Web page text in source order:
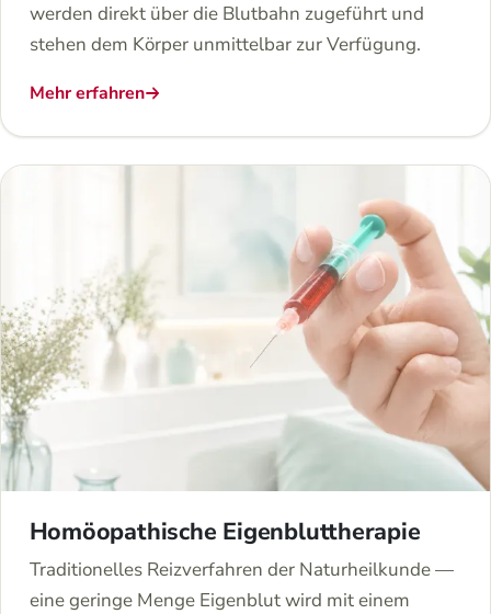
werden direkt über die Blutbahn zugeführt und
stehen dem Körper unmittelbar zur Verfügung.
Mehr erfahren
Homöopathische Eigenbluttherapie
Traditionelles Reizverfahren der Naturheilkunde —
eine geringe Menge Eigenblut wird mit einem